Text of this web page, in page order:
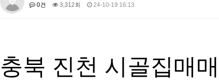
0건
3,312회 24-10-19 16:13
충북 진천 시골집매